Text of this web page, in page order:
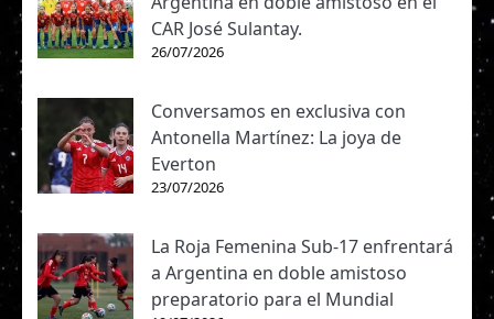
CAR José Sulantay.
26/07/2026
Conversamos en exclusiva con
Antonella Martínez: La joya de
Everton
23/07/2026
La Roja Femenina Sub-17 enfrentará
a Argentina en doble amistoso
preparatorio para el Mundial